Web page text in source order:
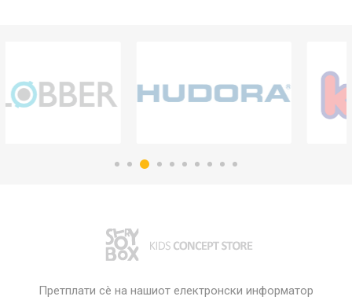
Претплати сè на нашиот електронски информатор